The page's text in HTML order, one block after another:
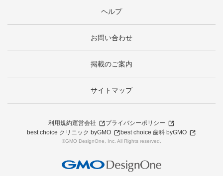
ヘルプ
お問い合わせ
掲載のご案内
サイトマップ
利用規約運営会社
プライバシーポリシー
best choice クリニック byGMO
best choice 歯科 byGMO
©GMO DesignOne, Inc. All Rights reserved.